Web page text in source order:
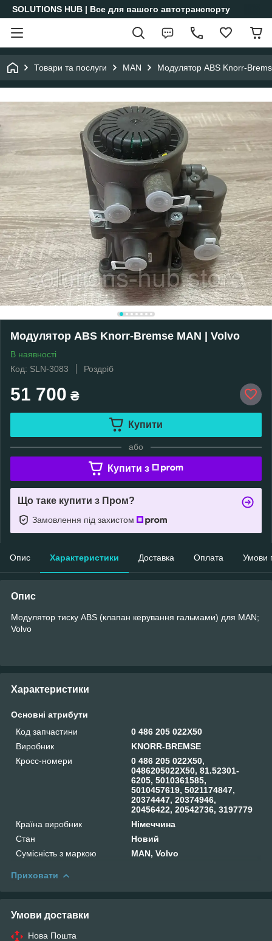
SOLUTIONS HUB | Все для вашого автотранспорту
Товари та послуги MAN Модулятор ABS Knorr-
Модулятор ABS Knorr-Bremse MAN | Volvo
В наявності
Код: SLN-3083
Роздріб
51 700 ₴
Купити
або
Купити з
Що таке купити з Пром?
Замовлення під захистом
Опис Характеристики Доставка Оплата Умови
Опис
Модулятор тиску ABS (клапан керування гальмами) для MAN;
Volvo
Характеристики
Основні атрибути
Код запчастини
0 486 205 022X50
Виробник
KNORR-BREMSE
Кросс-номери
0 486 205 022X50,
0486205022X50, 81.52301-
6205, 5010361585,
5010457619, 5021174847,
20374447, 20374946,
20456422, 20542736, 3197779
Країна виробник
Німеччина
Стан
Новий
Сумісність з маркою
MAN, Volvo
Приховати
Умови доставки
Нова Пошта